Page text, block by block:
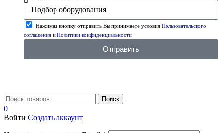
Нажимая кнопку отправить Вы принимаете условия Пользовательского
соглашения и Политики конфиденциальности
Отправить
Поиск
0
Войти Создать аккаунт